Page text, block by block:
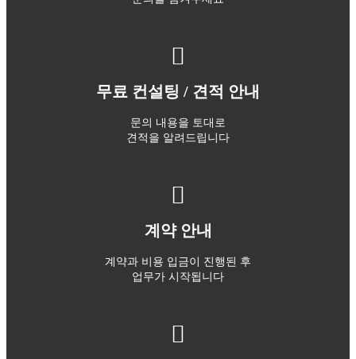
무료 컨설팅 / 견적 안내
문의 내용을 토대로
견적을 알려드립니다
계약 안내
계약과 비용 입금이 진행된 후
업무가 시작됩니다